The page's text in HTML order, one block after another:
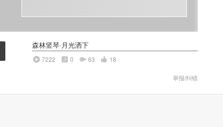
森林竖琴·月光洒下
7222 0 63 18
举报/纠错